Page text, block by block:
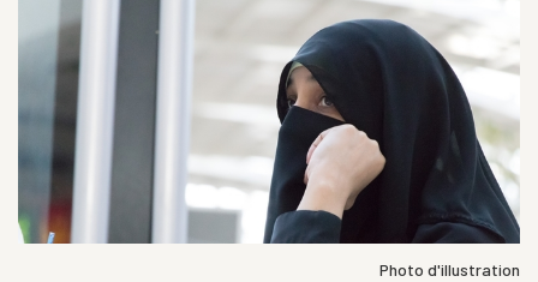
Photo d'illustration